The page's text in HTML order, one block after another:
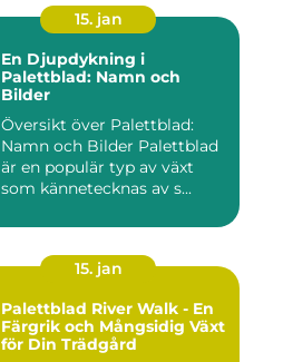
15. jan
En Djupdykning i
Palettblad: Namn och
Bilder
Översikt över Palettblad:
Namn och Bilder Palettblad
är en populär typ av växt
som kännetecknas av s...
15. jan
Palettblad River Walk - En
Färgrik och Mångsidig Växt
för Din Trädgård